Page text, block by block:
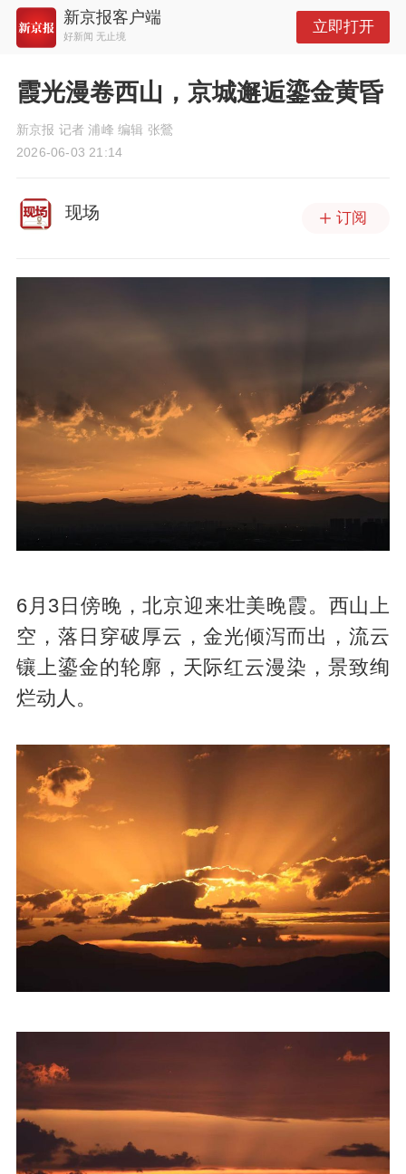
新京报客户端
好新闻 无止境
立即打开
霞光漫卷西山，京城邂逅鎏金黄昏
新京报 记者 浦峰 编辑 张鶯
2026-06-03 21:14
现场 订阅
6月3日傍晚，北京迎来壮美晚霞。西山上
空，落日穿破厚云，金光倾泻而出，流云
镶上鎏金的轮廓，天际红云漫染，景致绚
烂动人。